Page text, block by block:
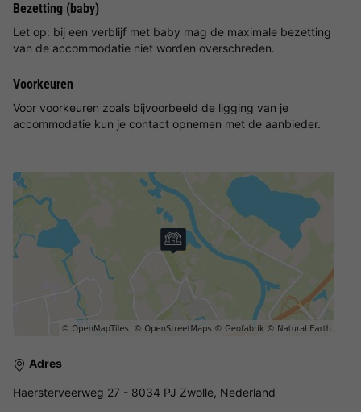
Bezetting (baby)
Let op: bij een verblijf met baby mag de maximale bezetting
van de accommodatie niet worden overschreden.
Voorkeuren
Voor voorkeuren zoals bijvoorbeeld de ligging van je
accommodatie kun je contact opnemen met de aanbieder.
Adres
Haersterveerweg 27 - 8034 PJ Zwolle, Nederland